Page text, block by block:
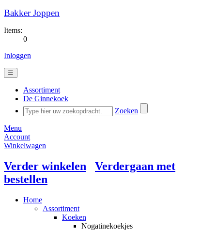
Bakker Joppen
Items:
0
Inloggen
☰
Assortiment
De Ginnekoek
Zoeken
Menu
Account
Winkelwagen
Verder winkelen
Verdergaan met
bestellen
Home
Assortiment
Koeken
Nogatinekoekjes